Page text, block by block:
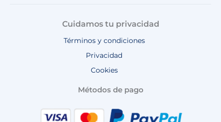
Cuidamos tu privacidad
Términos y condiciones
Privacidad
Cookies
Métodos de pago